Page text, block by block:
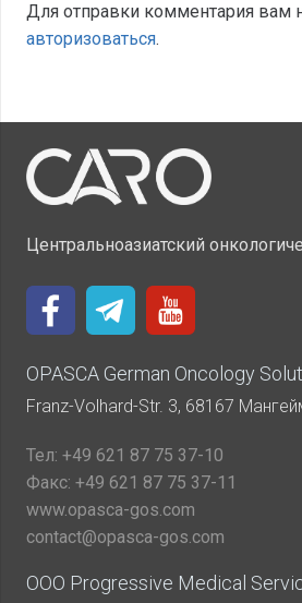
Для отправки комментария вам
авторизоваться.
Центральноазиатский
OPASCA German Oncology
Franz-Volhard-Str. 3, 68167
Тел: +49 621 87 75 37-10
Факс: +49 621 87 75 37-11
www.opasca-gos.com
contact@opasca-gos.com
ООО Progressive Medical